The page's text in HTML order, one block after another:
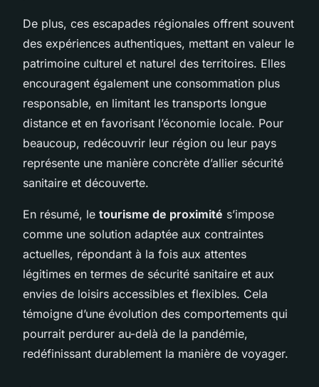
De plus, ces escapades régionales offrent souvent
des expériences authentiques, mettant en valeur le
patrimoine culturel et naturel des territoires. Elles
encouragent également une consommation plus
responsable, en limitant les transports longue
distance et en favorisant l’économie locale. Pour
beaucoup, redécouvrir leur région ou leur pays
représente une manière concrète d’allier sécurité
sanitaire et découverte.
En résumé, le tourisme de proximité s’impose
comme une solution adaptée aux contraintes
actuelles, répondant à la fois aux attentes
légitimes en termes de sécurité sanitaire et aux
envies de loisirs accessibles et flexibles. Cela
témoigne d’une évolution des comportements qui
pourrait perdurer au-delà de la pandémie,
redéfinissant durablement la manière de voyager.